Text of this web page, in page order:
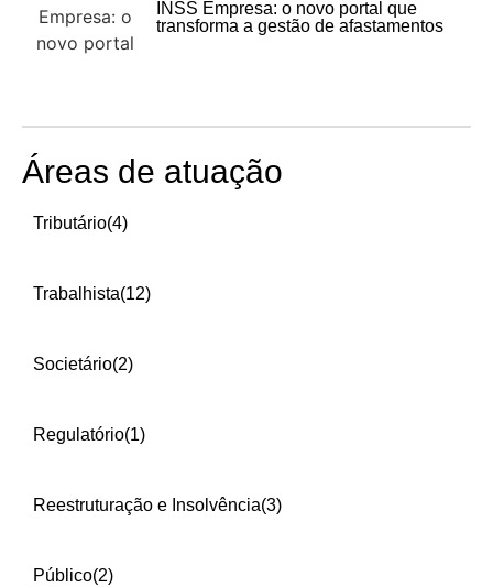
INSS Empresa: o novo portal que
transforma a gestão de afastamentos
Áreas de atuação
Tributário(4)
Trabalhista(12)
Societário(2)
Regulatório(1)
Reestruturação e Insolvência(3)
Público(2)